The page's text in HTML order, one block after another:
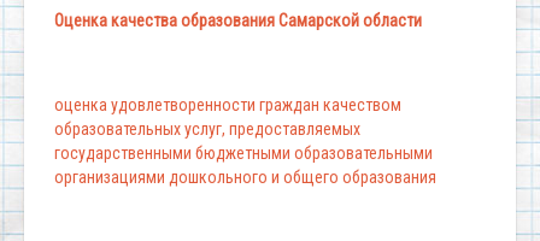
Оценка качества образования Самарской области
оценка удовлетворенности граждан качеством
образовательных услуг, предоставляемых
государственными бюджетными образовательными
организациями дошкольного и общего образования